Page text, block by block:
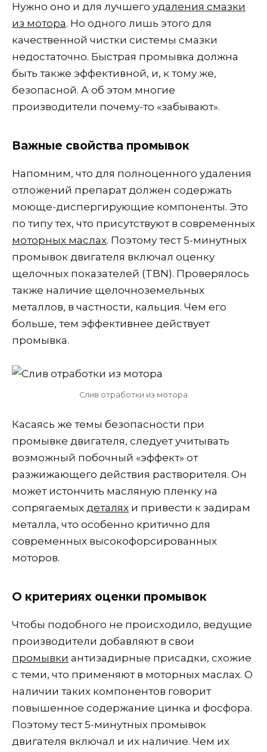
Нужно оно и для лучшего удаления смазки
из мотора. Но одного лишь этого для
качественной чистки системы смазки
недостаточно. Быстрая промывка должна
быть также эффективной, и, к тому же,
безопасной. А об этом многие
производители почему-то «забывают».
Важные свойства промывок
Напомним, что для полноценного удаления
отложений препарат должен содержать
моюще-диспергирующие компоненты. Это
по типу тех, что присутствуют в современных
моторных маслах. Поэтому тест 5-минутных
промывок двигателя включал оценку
щелочных показателей (TBN). Проверялось
также наличие щелочноземельных
металлов, в частности, кальция. Чем его
больше, тем эффективнее действует
промывка.
Слив отработки из мотора
Касаясь же темы безопасности при
промывке двигателя, следует учитывать
возможный побочный «эффект» от
разжижающего действия растворителя. Он
может истончить масляную пленку на
сопрягаемых деталях и привести к задирам
металла, что особенно критично для
современных высокофорсированных
моторов.
О критериях оценки промывок
Чтобы подобного не происходило, ведущие
производители добавляют в свои
промывки антизадирные присадки, схожие
с теми, что применяют в моторных маслах. О
наличии таких компонентов говорит
повышенное содержание цинка и фосфора.
Поэтому тест 5-минутных промывок
двигателя включал и их наличие. Чем их